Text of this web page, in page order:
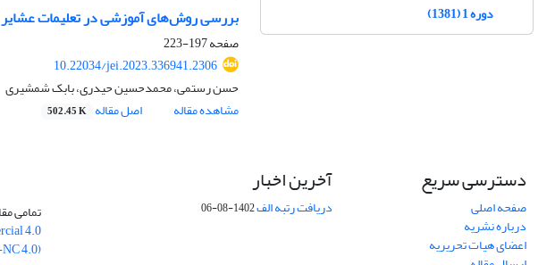
بررسی روش‌های آموزشی در تعلیمات عشایر
صفحه197-223
10.22034/jei.2023.336941.2306
حسن رستمی، محمدحسین حیدری، بابک شمشیری
مشاهده مقاله
اصل مقاله 502.45 K
دوره 1 (1381)
دسترسی سریع
صفحه اصلی
درباره نشریه
اعضای هیات تحریریه
آخرین اخبار
دریافت رتبه الف1402-08-06 تمامی
4.0
4.0)